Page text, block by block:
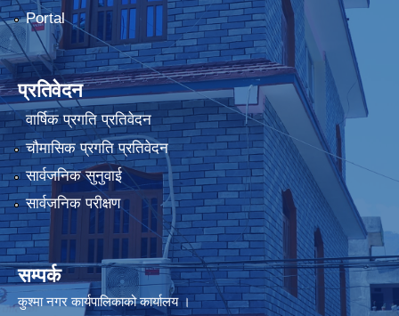
Portal
प्रतिवेदन
वार्षिक प्रगति प्रतिवेदन
चौमासिक प्रगति प्रतिवेदन
सार्वजनिक सुनुवाई
सार्वजनिक परीक्षण
सम्पर्क
कुश्मा नगर कार्यपालिकाको कार्यालय ।